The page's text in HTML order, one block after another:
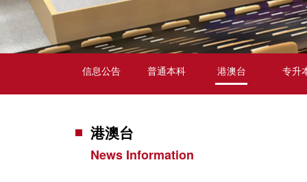
信息公告 普通本科 港澳台 专升
港澳台
News Information